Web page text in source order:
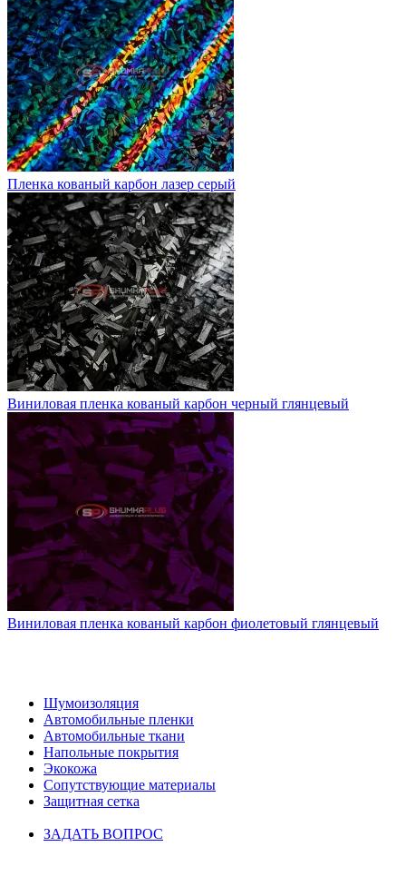
Пленка кованый карбон лазер серый
Виниловая пленка кованый карбон черный глянцевый
Виниловая пленка кованый карбон фиолетовый глянцевый
Шумоизоляция
Автомобильные пленки
Автомобильные ткани
Напольные покрытия
Экокожа
Сопутствующие материалы
Защитная сетка
ЗАДАТЬ ВОПРОС